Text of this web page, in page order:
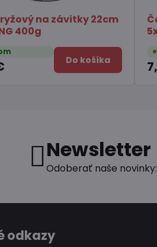
Čaj Matcha Yuzu TSUBOICHI
5x10g
7,45 € Do košíka
Newsletter
Odoberať naše novinky:
odkazy